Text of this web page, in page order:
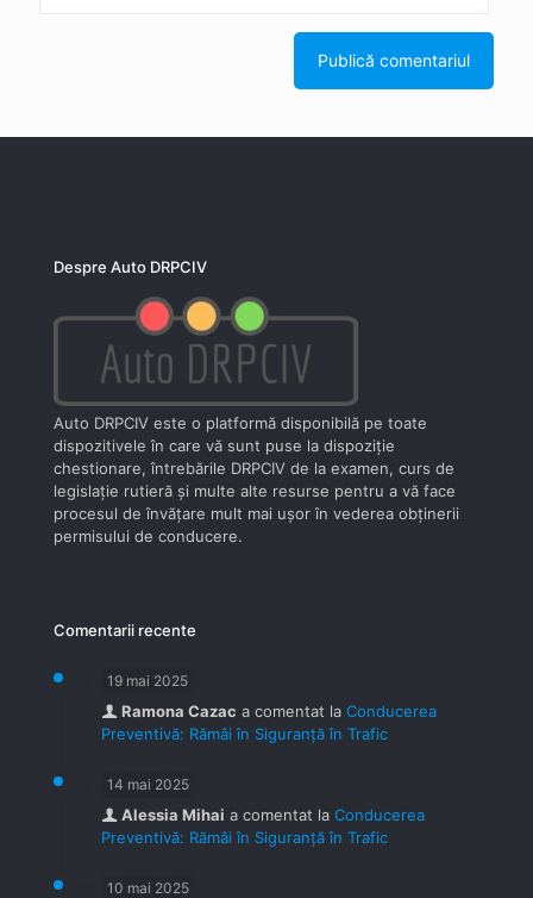
Despre Auto DRPCIV
Auto DRPCIV este o platformă disponibilă pe toate
dispozitivele în care vă sunt puse la dispoziţie
chestionare, întrebările DRPCIV de la examen, curs de
legislaţie rutieră şi multe alte resurse pentru a vă face
procesul de învăţare mult mai uşor în vederea obţinerii
permisului de conducere.
Comentarii recente
19 mai 2025
Ramona Cazac a comentat la Conducerea
Preventivă: Rămâi în Siguranță în Trafic
14 mai 2025
Alessia Mihai a comentat la Conducerea
Preventivă: Rămâi în Siguranță în Trafic
10 mai 2025